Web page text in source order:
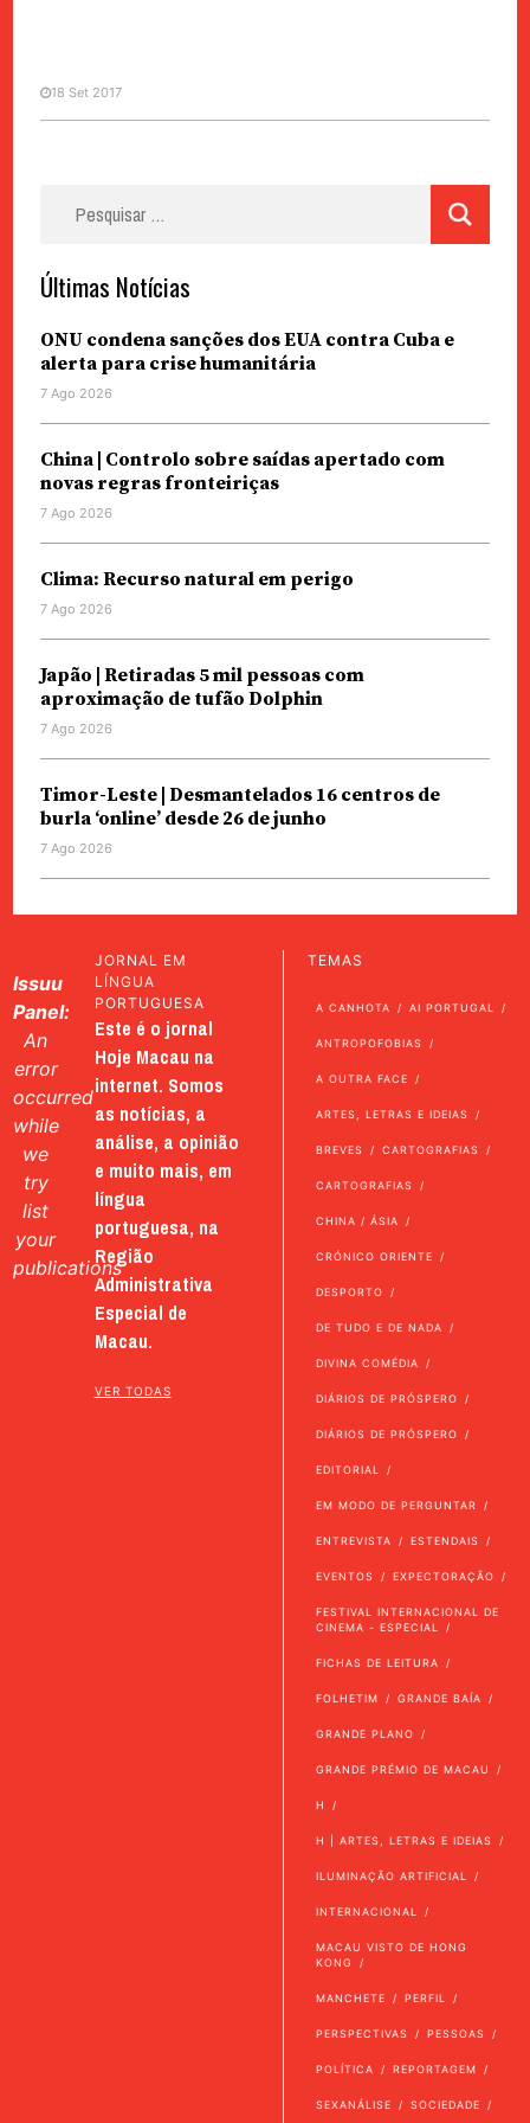
Infidelidade à China | Candidato
18 Set 2017
Últimas Notícias
ONU condena sanções dos EUA contra Cuba e
alerta para crise humanitária
7 Ago 2026
China | Controlo sobre saídas apertado com
novas regras fronteiriças
7 Ago 2026
Clima: Recurso natural em perigo
7 Ago 2026
Japão | Retiradas 5 mil pessoas com
aproximação de tufão Dolphin
7 Ago 2026
Timor-Leste | Desmantelados 16 centros de
burla ‘online’ desde 26 de junho
7 Ago 2026
Issuu
Panel:
An
error
occurred
while
we
try
list
your
publications
JORNAL EM
LÍNGUA
PORTUGUESA
Este é o jornal
Hoje Macau na
internet. Somos
as notícias, a
análise, a opinião
e muito mais, em
língua
portuguesa, na
Região
Administrativa
Especial de
Macau.
VER TODAS
TEMAS
A CANHOTA AI PORTUGAL
ANTROPOFOBIAS
A OUTRA FACE
ARTES, LETRAS E IDEIAS
BREVES CARTOGRAFIAS
CARTOGRAFIAS
CHINA / ÁSIA
CRÓNICO ORIENTE
DESPORTO
DE TUDO E DE NADA
DIVINA COMÉDIA
DIÁRIOS DE PRÓSPERO
DIÁRIOS DE PRÓSPERO
EDITORIAL
EM MODO DE PERGUNTAR
ENTREVISTA ESTENDAIS
EVENTOS EXPECTORAÇÃO
FESTIVAL INTERNACIONAL DE
CINEMA - ESPECIAL
FICHAS DE LEITURA
FOLHETIM GRANDE BAÍA
GRANDE PLANO
GRANDE PRÉMIO DE MACAU
H
H | ARTES, LETRAS E IDEIAS
ILUMINAÇÃO ARTIFICIAL
INTERNACIONAL
MACAU VISTO DE HONG
KONG
MANCHETE PERFIL
PERSPECTIVAS PESSOAS
POLÍTICA REPORTAGEM
SEXANÁLISE SOCIEDADE